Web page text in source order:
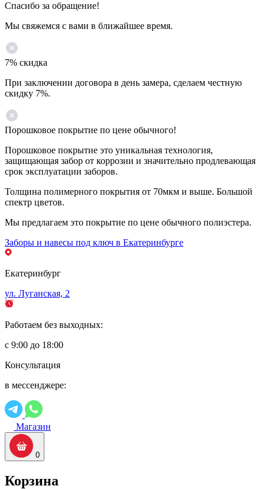
Спасибо за обращение!
Мы свяжемся с вами в ближайшее время.
7% скидка
При заключении договора в день замера, сделаем честную
скидку 7%.
Порошковое покрытие по цене обычного!
Порошковое покрытие это уникальная технология,
защищающая забор от коррозии и значительно продлевающая
срок эксплуатации заборов.
Толщина полимерного покрытия от 70мкм и выше. Большой
спектр цветов.
Мы предлагаем это покрытие по цене обычного полиэстера.
Заборы и навесы под ключ в Екатеринбурге
Екатеринбург
ул. Луганская, 2
Работаем без выходных:
с 9:00 до 18:00
Консультация
в мессенджере:
Магазин
0
Корзина